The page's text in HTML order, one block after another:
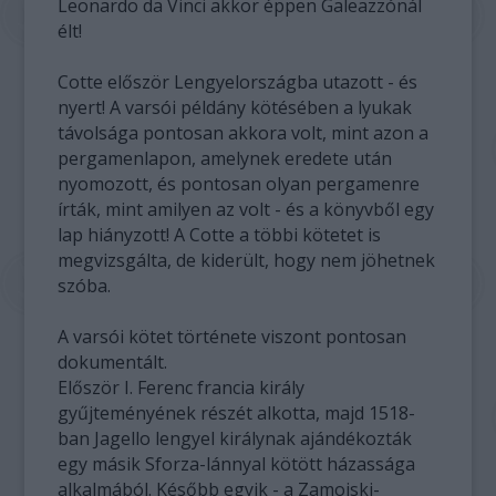
Leonardo da Vinci akkor éppen Galeazzónál
élt!
Cotte először Lengyelországba utazott - és
nyert! A varsói példány kötésében a lyukak
távolsága pontosan akkora volt, mint azon a
pergamenlapon, amelynek eredete után
nyomozott, és pontosan olyan pergamenre
írták, mint amilyen az volt - és a könyvből egy
lap hiányzott! A Cotte a többi kötetet is
megvizsgálta, de kiderült, hogy nem jöhetnek
szóba.
A varsói kötet története viszont pontosan
dokumentált.
Először I. Ferenc francia király
gyűjteményének részét alkotta, majd 1518-
ban Jagello lengyel királynak ajándékozták
egy másik Sforza-lánnyal kötött házassága
alkalmából. Később egyik - a Zamojski-